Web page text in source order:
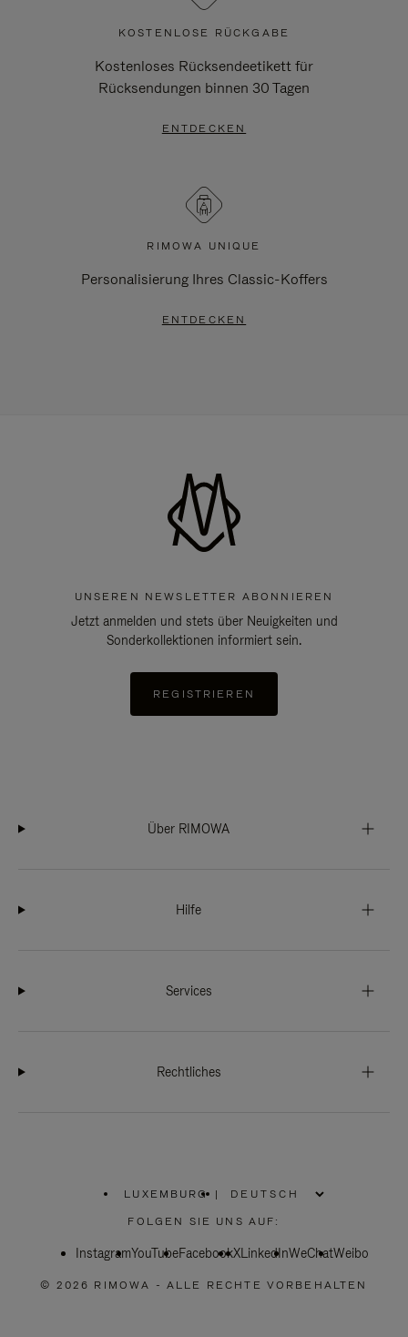
KOSTENLOSE RÜCKGABE
Kostenloses Rücksendeetikett für
Rücksendungen binnen 30 Tagen
ENTDECKEN
RIMOWA UNIQUE
Personalisierung Ihres Classic-Koffers
ENTDECKEN
UNSEREN NEWSLETTER ABONNIEREN
Jetzt anmelden und stets über Neuigkeiten und
Sonderkollektionen informiert sein.
REGISTRIEREN
Über RIMOWA
Hilfe
Services
Rechtliches
LUXEMBURG
WÄHLEN
SIE
REGION
|
FOLGEN SIE UNS AUF:
InstagramYouTubeFacebookXLinkedInWeChatWeibo
© 2026 RIMOWA - ALLE RECHTE VORBEHALTEN